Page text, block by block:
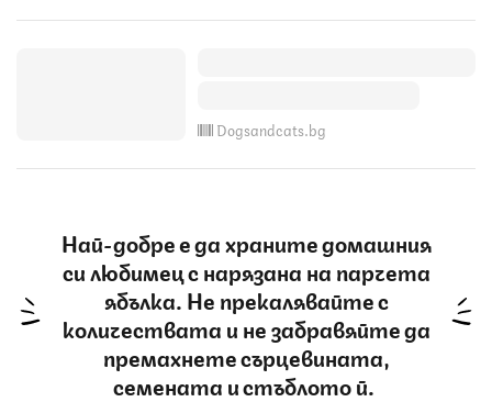
Dogsandcats.bg
Най-добре е да храните домашния
си любимец с нарязана на парчета
ябълка. Не прекалявайте с
количествата и не забравяйте да
премахнете сърцевината,
семената и стъблото й.